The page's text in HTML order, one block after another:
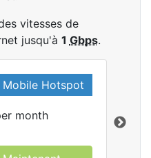
vitesses de
jusqu'à 1 Gbps.
Mobile Hotspot
month